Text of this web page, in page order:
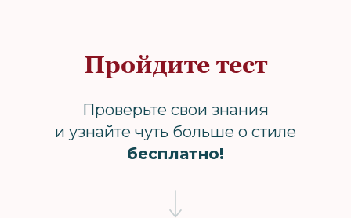
Пройдите тест
Проверьте свои знания
и узнайте чуть больше о стиле
бесплатно!